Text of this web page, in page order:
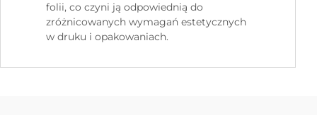
folii, co czyni ją odpowiednią do
zróżnicowanych wymagań estetycznych
w druku i opakowaniach.